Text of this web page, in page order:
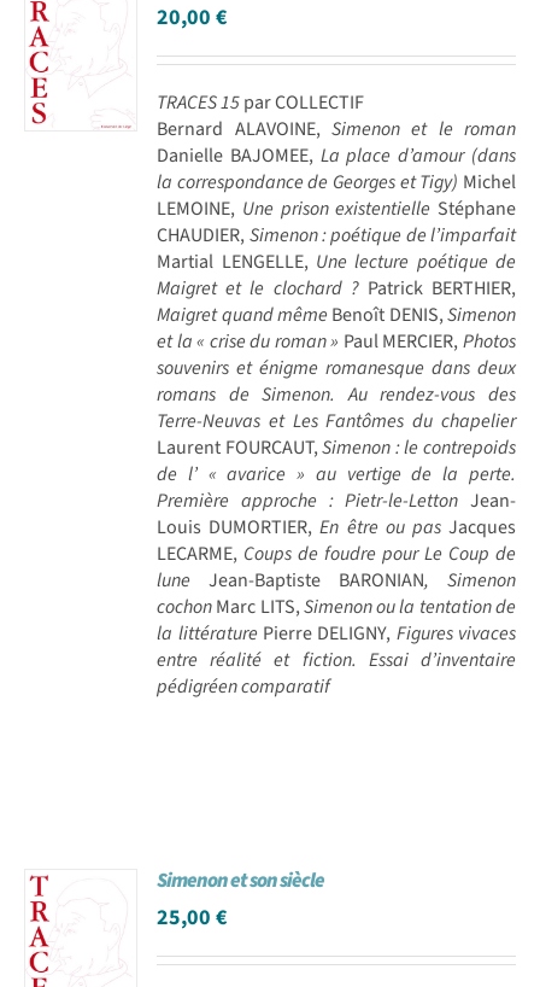
20,00€
TRACES 15par COLLECTIF
Bernard ALAVOINE, Simenon et le roman
Danielle BAJOMEE, La place d’amour (dans
la correspondance de Georges et Tigy) Michel
LEMOINE, Une prison existentielle Stéphane
CHAUDIER,Simenon : poétique de l’imparfait
Martial LENGELLE, Une lecture poétique de
Maigret et le clochard ?Patrick BERTHIER,
Maigret quand même Benoît DENIS,Simenon
et la « crise du roman » Paul MERCIER,Photos
souvenirs et énigme romanesque dans deux
romans de Simenon. Au rendez-vous des
Terre-Neuvas et Les Fantômes du chapelier
Laurent FOURCAUT,Simenon : le contrepoids
de l’ « avarice » au vertige de la perte.
Première approche : Pietr-le-Letton Jean-
Louis DUMORTIER,En être ou pasJacques
LECARME, Coups de foudre pour Le Coup de
lune Jean-Baptiste BARONIAN, Simenon
cochonMarc LITS,Simenon ou la tentation de
la littérature Pierre DELIGNY, Figures vivaces
entre réalité et fiction. Essai d’inventaire
pédigréen comparatif
Simenon et son siècle
25,00€